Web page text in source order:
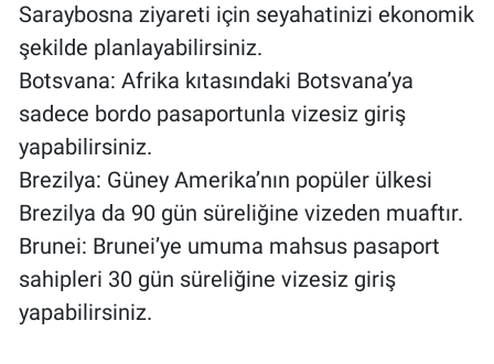
Saraybosna ziyareti için seyahatinizi ekonomik
şekilde planlayabilirsiniz.
Botsvana: Afrika kıtasındaki Botsvana’ya
sadece bordo pasaportunla vizesiz giriş
yapabilirsiniz.
Brezilya: Güney Amerika’nın popüler ülkesi
Brezilya da 90 gün süreliğine vizeden muaftır.
Brunei: Brunei’ye umuma mahsus pasaport
sahipleri 30 gün süreliğine vizesiz giriş
yapabilirsiniz.